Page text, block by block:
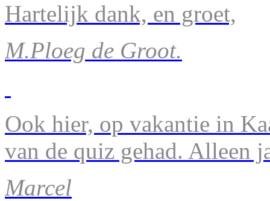
Hartelijk dank, en groet,
M.Ploeg de Groot.
Ook hier, op vakantie in
van de quiz gehad. Alleen
Marcel